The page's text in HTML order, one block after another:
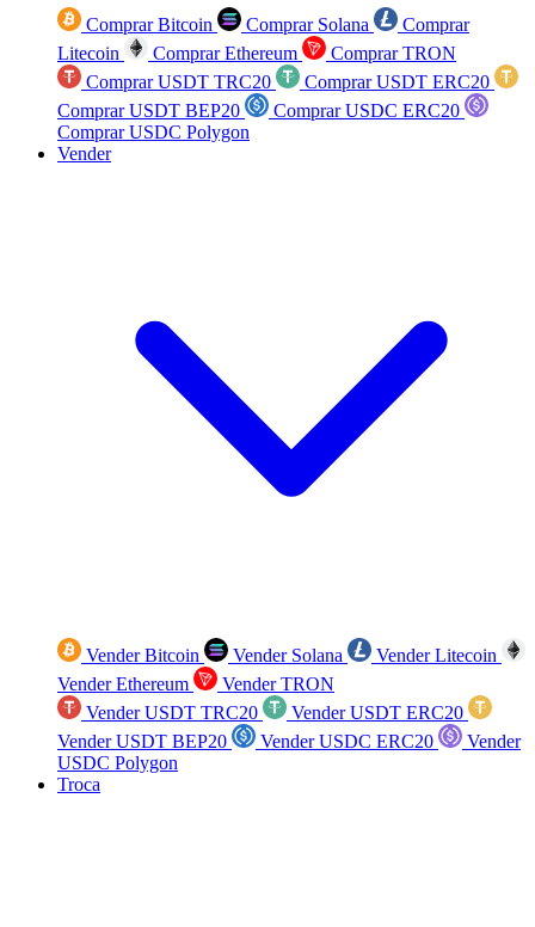
Comprar Bitcoin Comprar Solana
Comprar
Litecoin
Comprar Ethereum
Comprar TRON
Comprar USDT TRC20
Comprar USDT ERC20
Comprar USDT BEP20
Comprar USDC ERC20
Comprar USDC Polygon
Vender
Vender Bitcoin Vender Solana
Vender Litecoin
Vender Ethereum
Vender TRON
Vender USDT TRC20
Vender USDT ERC20
Vender USDT BEP20
Vender USDC ERC20
Vender
USDC Polygon
Troca